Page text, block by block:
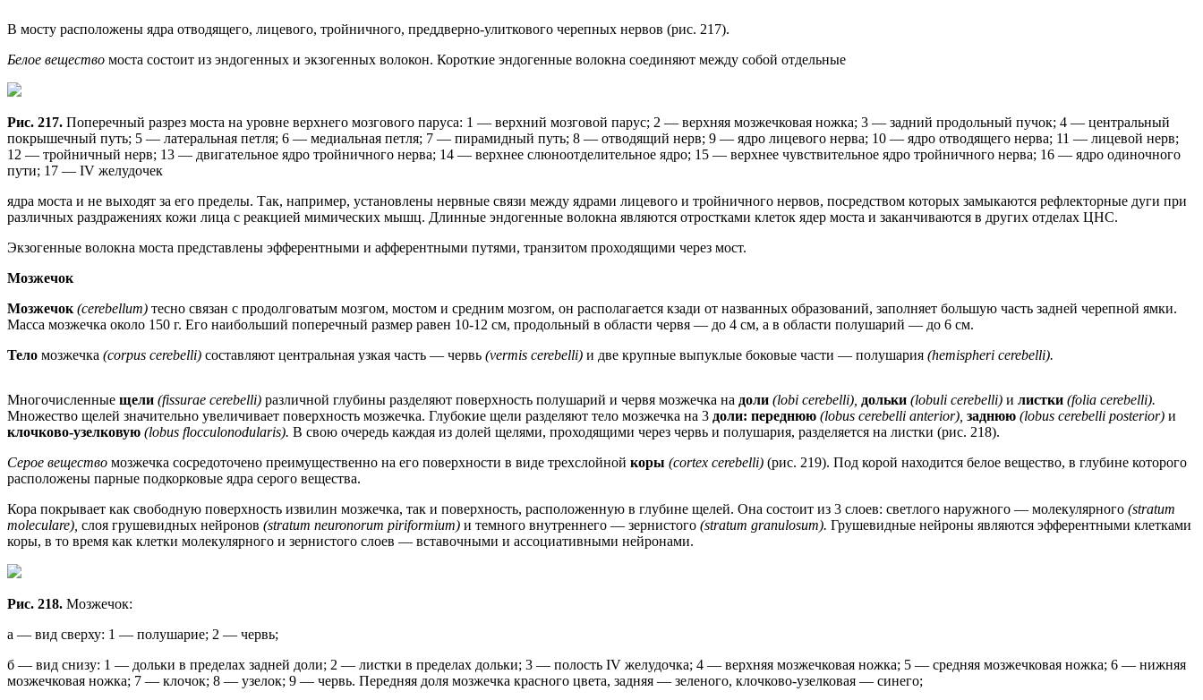
В мосту расположены ядра отводящего, лицевого, тройничного, преддверно-улиткового черепных нервов (рис. 217).
Белое вещество моста состоит из эндогенных и экзогенных волокон. Короткие эндогенные волокна соединяют между собой отдельные
Рис. 217. Поперечный разрез моста на уровне верхнего мозгового паруса: 1 — верхний мозговой парус; 2 — верхняя мозжечковая ножка; 3 — задний продольный пучок; 4 — центральный
покрышечный путь; 5 — латеральная петля; 6 — медиальная петля; 7 — пирамидный путь; 8 — отводящий нерв; 9 — ядро лицевого нерва; 10 — ядро отводящего нерва; 11 — лицевой нерв;
12 — тройничный нерв; 13 — двигательное ядро тройничного нерва; 14 — верхнее слюноотделительное ядро; 15 — верхнее чувствительное ядро тройничного нерва; 16 — ядро одиночного
пути; 17 — IV желудочек
ядра моста и не выходят за его пределы. Так, например, установлены нервные связи между ядрами лицевого и тройничного нервов, посредством которых замыкаются рефлекторные дуги при
различных раздражениях кожи лица с реакцией мимических мышц. Длинные эндогенные волокна являются отростками клеток ядер моста и заканчиваются в других отделах ЦНС.
Экзогенные волокна моста представлены эфферентными и афферентными путями, транзитом проходящими через мост.
Мозжечок
Мозжечок (cerebellum) тесно связан с продолговатым мозгом, мостом и средним мозгом, он располагается кзади от названных образований, заполняет большую часть задней черепной ямки.
Масса мозжечка около 150 г. Его наибольший поперечный размер равен 10-12 см, продольный в области червя — до 4 см, а в области полушарий — до 6 см.
Тело мозжечка (corpus cerebelli) составляют центральная узкая часть — червь (vermis cerebelli) и две крупные выпуклые боковые части — полушария (hemispheri cerebelli).
Многочисленные щели (fissurae cerebelli) различной глубины разделяют поверхность полушарий и червя мозжечка на доли (lobi cerebelli), дольки (lobuli cerebelli) и листки (folia cerebelli).
Множество щелей значительно увеличивает поверхность мозжечка. Глубокие щели разделяют тело мозжечка на 3 доли: переднюю (lobus cerebelli anterior), заднюю (lobus cerebelli posterior) и
клочково-узелковую (lobus flocculonodularis). В свою очередь каждая из долей щелями, проходящими через червь и полушария, разделяется на листки (рис. 218).
Серое вещество мозжечка сосредоточено преимущественно на его поверхности в виде трехслойной коры (cortex cerebelli) (рис. 219). Под корой находится белое вещество, в глубине которого
расположены парные подкорковые ядра серого вещества.
Кора покрывает как свободную поверхность извилин мозжечка, так и поверхность, расположенную в глубине щелей. Она состоит из 3 слоев: светлого наружного — молекулярного (stratum
moleculare), слоя грушевидных нейронов (stratum neuronorum piriformium) и темного внутреннего — зернистого (stratum granulosum). Грушевидные нейроны являются эфферентными клетками
коры, в то время как клетки молекулярного и зернистого слоев — вставочными и ассоциативными нейронами.
Рис. 218. Мозжечок:
а — вид сверху: 1 — полушарие; 2 — червь;
б — вид снизу: 1 — дольки в пределах задней доли; 2 — листки в пределах дольки; 3 — полость IV желудочка; 4 — верхняя мозжечковая ножка; 5 — средняя мозжечковая ножка; 6 — нижняя
мозжечковая ножка; 7 — клочок; 8 — узелок; 9 — червь. Передняя доля мозжечка красного цвета, задняя — зеленого, клочково-узелковая — синего;